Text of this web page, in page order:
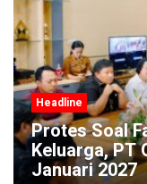
Headline
Protes Soal
Keluarga, PT
Januari 2027